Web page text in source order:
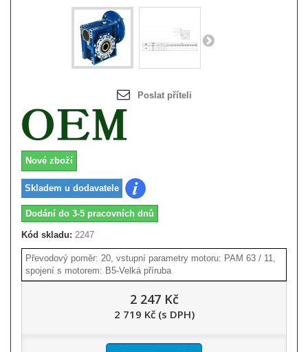
Poslat příteli
Nové zboží
Skladem u dodavatele
Dodání do 3-5 pracovních dnů
Kód skladu: 2247
Převodový poměr: 20, vstupní parametry motoru: PAM 63 / 11,
spojení s motorem: B5-Velká příruba
2 247 Kč
2 719 Kč (s DPH)